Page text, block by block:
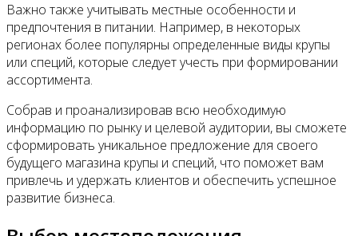
Важно также учитывать местные особенности и
предпочтения в питании. Например, в некоторых
регионах более популярны определенные виды крупы
или специй, которые следует учесть при формировании
ассортимента.
Собрав и проанализировав всю необходимую
информацию по рынку и целевой аудитории, вы сможете
сформировать уникальное предложение для своего
будущего магазина крупы и специй, что поможет вам
привлечь и удержать клиентов и обеспечить успешное
развитие бизнеса.